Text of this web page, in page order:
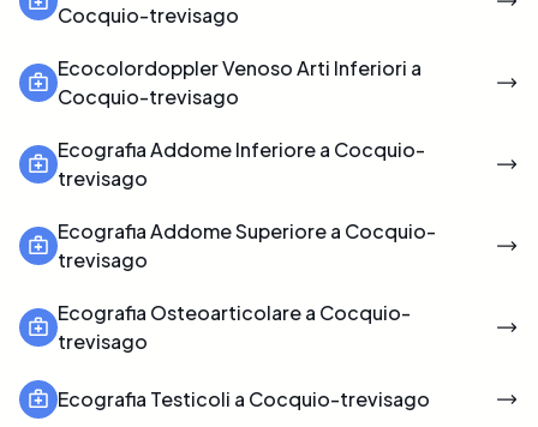
Cocquio-trevisago
Ecocolordoppler Venoso Arti Inferiori a
Cocquio-trevisago
Ecografia Addome Inferiore a Cocquio-
trevisago
Ecografia Addome Superiore a Cocquio-
trevisago
Ecografia Osteoarticolare a Cocquio-
trevisago
Ecografia Testicoli a Cocquio-trevisago